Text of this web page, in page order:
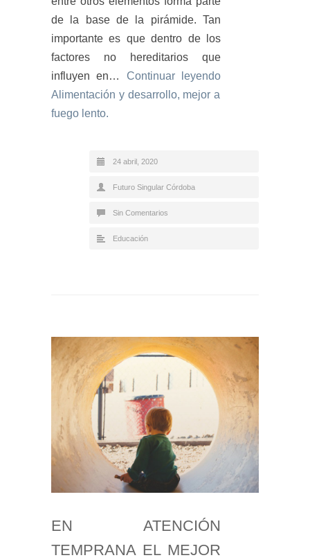
de la base de la pirámide. Tan
importante es que dentro de los
factores no hereditarios que
influyen en… Continuar leyendo
Alimentación y desarrollo, mejor a
fuego lento.
24 abril, 2020
Futuro Singular Córdoba
Sin Comentarios
Educación
EN ATENCIÓN
TEMPRANA EL MEJOR